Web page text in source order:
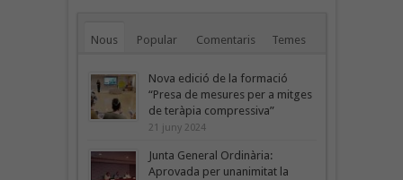
Nous Popular Comentaris Temes
Nova edició de la formació
“Presa de mesures per a mitges
de teràpia compressiva”
21 juny 2024
Junta General Ordinària:
Aprovada per unanimitat la